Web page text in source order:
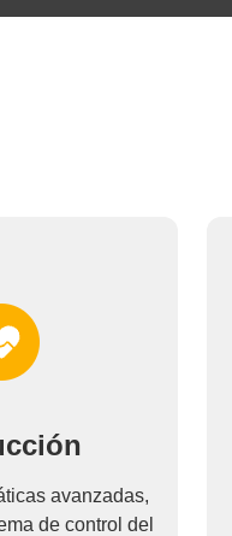
avanzadas,
de control del